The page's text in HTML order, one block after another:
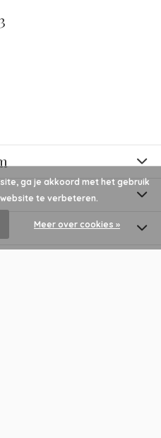
ga je akkoord met het gebruik
te verbeteren.
Meer over cookies »